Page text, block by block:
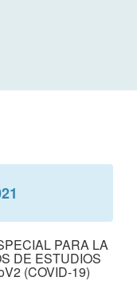
PARA LA
DE ESTUDIOS
(COVID-19)